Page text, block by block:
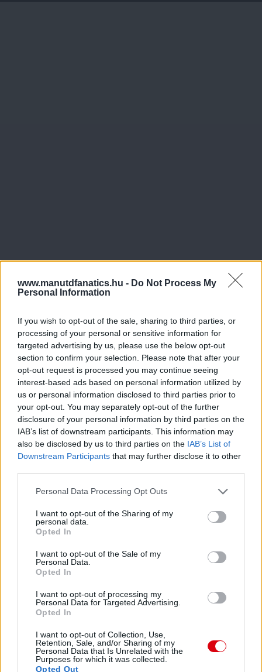
www.manutdfanatics.hu - Do Not Process My
Personal Information
If you wish to opt-out of the sale, sharing to third parties, or
processing of your personal or sensitive information for
targeted advertising by us, please use the below opt-out
section to confirm your selection. Please note that after your
opt-out request is processed you may continue seeing
interest-based ads based on personal information utilized by
us or personal information disclosed to third parties prior to
your opt-out. You may separately opt-out of the further
disclosure of your personal information by third parties on the
IAB’s list of downstream participants. This information may
also be disclosed by us to third parties on the IAB’s List of
Downstream Participants that may further disclose it to other
Please note that this website/app uses one or more Google
not limited to your visit or usage behaviour. You may click to
grant or deny consent to Google and its third-party tags to
use your data for below specified purposes in below Google
consent section.
Personal Data Processing Opt Outs
I want to opt-out of the Sharing of my
personal data.
Opted In
I want to opt-out of the Sale of my
Personal Data.
Opted In
I want to opt-out of processing my
Personal Data for Targeted Advertising.
Opted In
I want to opt-out of Collection, Use,
Retention, Sale, and/or Sharing of my
Personal Data that Is Unrelated with the
Purposes for which it was collected.
Opted Out